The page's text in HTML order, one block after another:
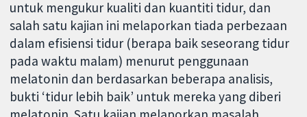
untuk mengukur kualiti dan kuantiti tidur, dan
salah satu kajian ini melaporkan tiada perbezaan
dalam efisiensi tidur (berapa baik seseorang tidur
pada waktu malam) menurut penggunaan
melatonin dan berdasarkan beberapa analisis,
bukti ‘tidur lebih baik’ untuk mereka yang diberi